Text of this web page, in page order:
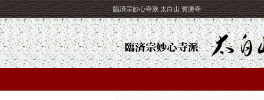
臨済宗妙心寺派 太白山 寳勝寺